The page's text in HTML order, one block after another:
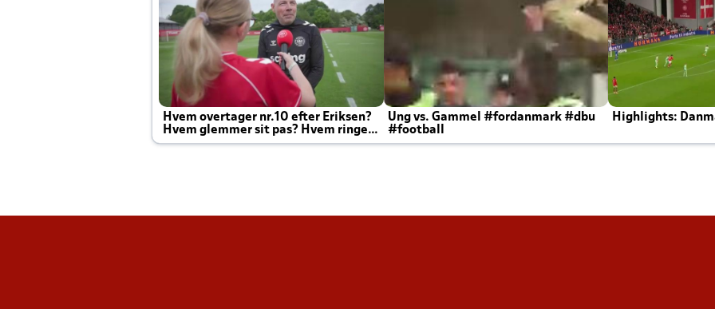
Hvem overtager nr.10 efter Eriksen?
Hvem glemmer sit pas? Hvem ringer
Joachim altid til efter kampe?
Ung vs. Gammel #fordanmark #dbu
#football
Highlights: